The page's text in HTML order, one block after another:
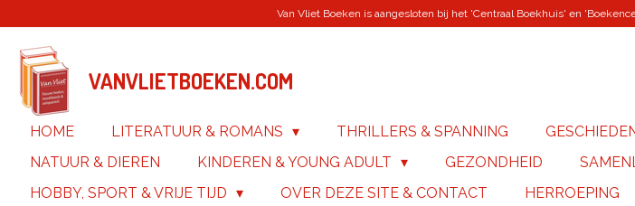
naar
hoofdinhoud
Van Vliet Boeken is aangesloten bij het 'Centraal Boekhuis' en
VANVLIETBOEKEN.COM
HOME LITERATUUR & ROMANS THRILLERS & SPANNING
NATUUR & DIEREN
KINDEREN & YOUNG ADULT GEZONDHEID
HOBBY, SPORT & VRIJE TIJD
OVER DEZE SITE & CONTACT HERROEPING